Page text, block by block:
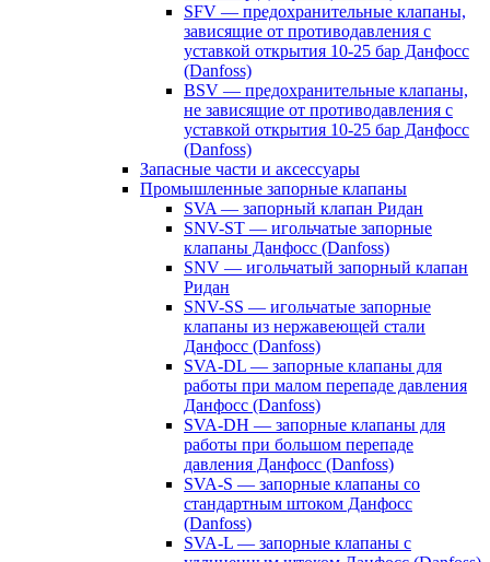
SFV — предохранительные клапаны,
зависящие от противодавления с
уставкой открытия 10-25 бар Данфосс
(Danfoss)
BSV — предохранительные клапаны,
не зависящие от противодавления с
уставкой открытия 10-25 бар Данфосс
(Danfoss)
Запасные части и аксессуары
Промышленные запорные клапаны
SVA — запорный клапан Ридан
SNV-ST — игольчатые запорные
клапаны Данфосс (Danfoss)
SNV — игольчатый запорный клапан
Ридан
SNV-SS — игольчатые запорные
клапаны из нержавеющей стали
Данфосс (Danfoss)
SVA-DL — запорные клапаны для
работы при малом перепаде давления
Данфосс (Danfoss)
SVA-DH — запорные клапаны для
работы при большом перепаде
давления Данфосс (Danfoss)
SVA-S — запорные клапаны со
стандартным штоком Данфосс
(Danfoss)
SVA-L — запорные клапаны с